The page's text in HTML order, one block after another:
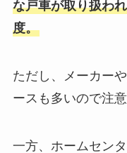
な戸車が取り扱わ
度。
ただし、メーカー
ースも多いので注意
一方、ホームセン